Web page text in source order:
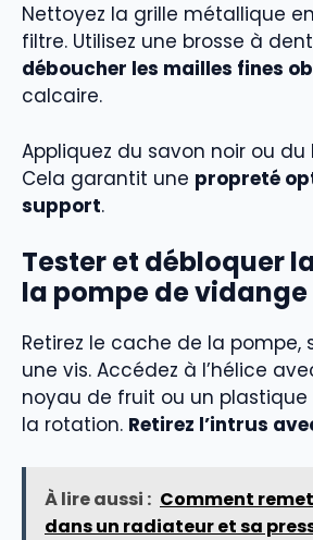
Nettoyez la grille métallique
filtre. Utilisez une brosse à
déboucher les mailles fines
calcaire.
Appliquez du savon noir ou du
Cela garantit une propreté
support.
Tester et débloquer
la pompe de vidange
Retirez le cache de la pompe,
une vis. Accédez à l’hélice
noyau de fruit ou un
la rotation. Retirez l’intrus
À lire aussi : Comment
dans un radiateur et sa